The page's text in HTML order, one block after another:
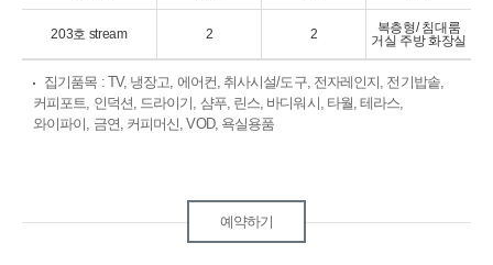
203호 stream 2 2
복층형/ 침대룸
거실 주방 화장실
집기품목 : TV, 냉장고, 에어컨, 취사시설/도구, 전자레인지, 전기밥솥,
커피포트, 인덕션, 드라이기, 샴푸, 린스, 바디워시, 타월, 테라스,
와이파이, 금연, 커피머신, VOD, 욕실용품
예약하기